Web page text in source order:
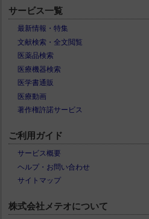
サービス一覧
最新情報・特集
文献検索・全文閲覧
医薬品検索
医療機器検索
医学書通販
医療動画
著作権許諾サービス
ご利用ガイド
サービス概要
ヘルプ・お問い合わせ
サイトマップ
株式会社メテオについて